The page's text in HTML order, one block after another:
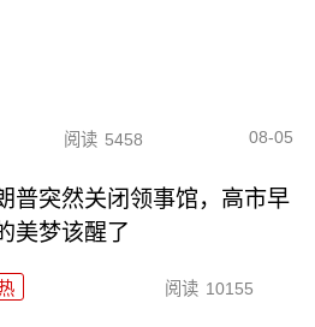
阅读 5458 08-05
普突然关闭领事馆，高市早
美梦该醒了
阅读 10155